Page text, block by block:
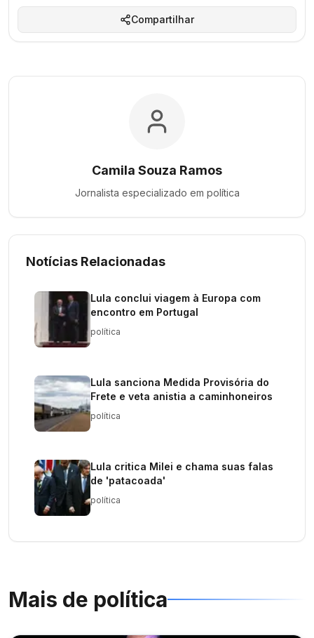
Compartilhar
Camila Souza Ramos
Jornalista especializado em política
Notícias Relacionadas
Lula conclui viagem à Europa com
encontro em Portugal
política
Lula sanciona Medida Provisória do
Frete e veta anistia a caminhoneiros
política
Lula critica Milei e chama suas falas
de 'patacoada'
política
Mais de política